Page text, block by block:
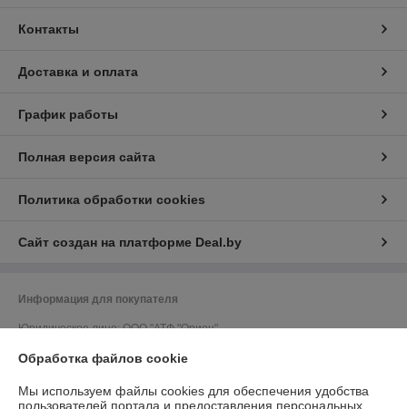
Контакты
Доставка и оплата
График работы
Полная версия сайта
Политика обработки cookies
Сайт создан на платформе Deal.by
Информация для покупателя
Юридическое лицо:ООО "АТФ "Орион"
УНП: 700033502
Обработка файлов cookie
Мы используем файлы cookies для обеспечения удобства
пользователей портала и предоставления персональных